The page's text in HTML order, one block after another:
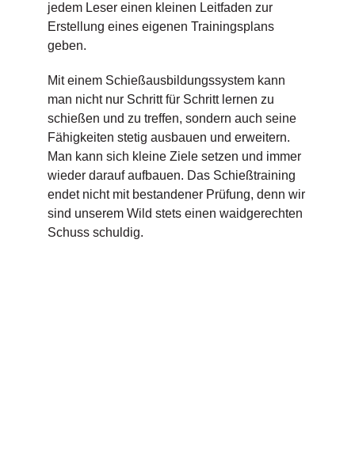
jedem Leser einen kleinen Leitfaden zur
Erstellung eines eigenen Trainingsplans
geben.
Mit einem Schießausbildungssystem kann
man nicht nur Schritt für Schritt lernen zu
schießen und zu treffen, sondern auch seine
Fähigkeiten stetig ausbauen und erweitern.
Man kann sich kleine Ziele setzen und immer
wieder darauf aufbauen. Das Schießtraining
endet nicht mit bestandener Prüfung, denn wir
sind unserem Wild stets einen waidgerechten
Schuss schuldig.